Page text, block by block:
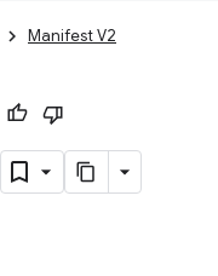
Manifest V2